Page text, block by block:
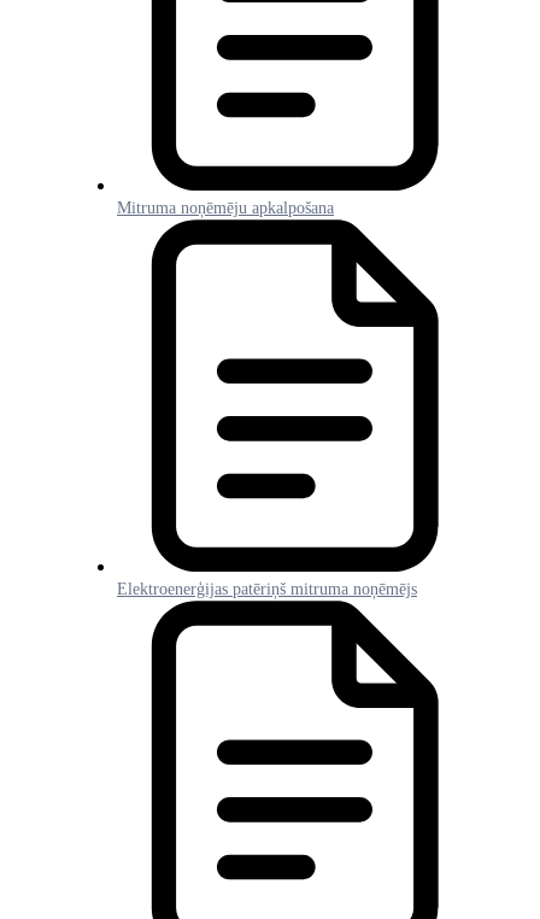
Mitruma noņēmēju apkalpošana
Elektroenerģijas patēriņš mitruma noņēmējs